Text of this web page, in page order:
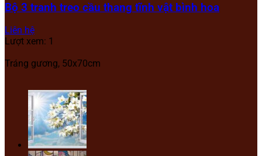
Bộ 3 tranh treo cầu thang tĩnh vật bình hoa
Liên hệ
Lượt xem: 1
Tráng gương, 50x70cm